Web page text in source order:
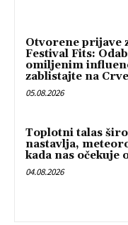
Otvorene prijave
Festival Fits:
omiljenim
zablistajte na
05.08.2026
Toplotni talas
nastavlja,
kada nas očekuje
04.08.2026